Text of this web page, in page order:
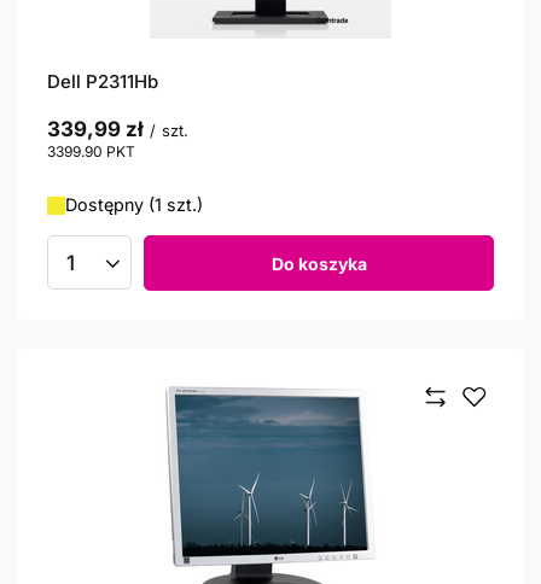
Dell P2311Hb
339,99 zł / szt.
3399.90 PKT
Dostępny (1 szt.)
Ilość produktów Do koszyka